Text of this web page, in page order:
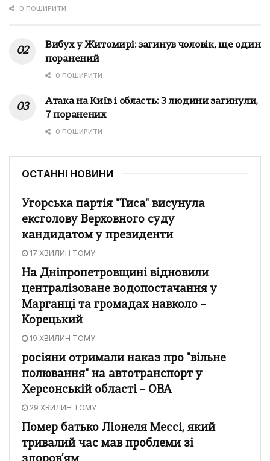
0 ПОШИРИТИ
Вибух у Житомирі: загинув чоловік, ще один
поранений
0 ПОШИРИТИ
Атака на Київ і область: 3 людини загинули,
7 поранених
0 ПОШИРИТИ
ОСТАННІ НОВИНИ
Угорська партія "Тиса" висунула
ексголову Верховного суду
кандидатом у президенти
17 ХВИЛИН ТОМУ
На Дніпропетровщині відновили
централізоване водопостачання у
Марганці та громадах навколо –
Корецький
19 ХВИЛИН ТОМУ
росіяни отримали наказ про "вільне
полювання" на автотранспорт у
Херсонській області – ОВА
29 ХВИЛИН ТОМУ
Помер батько Ліонеля Мессі, який
тривалий час мав проблеми зі